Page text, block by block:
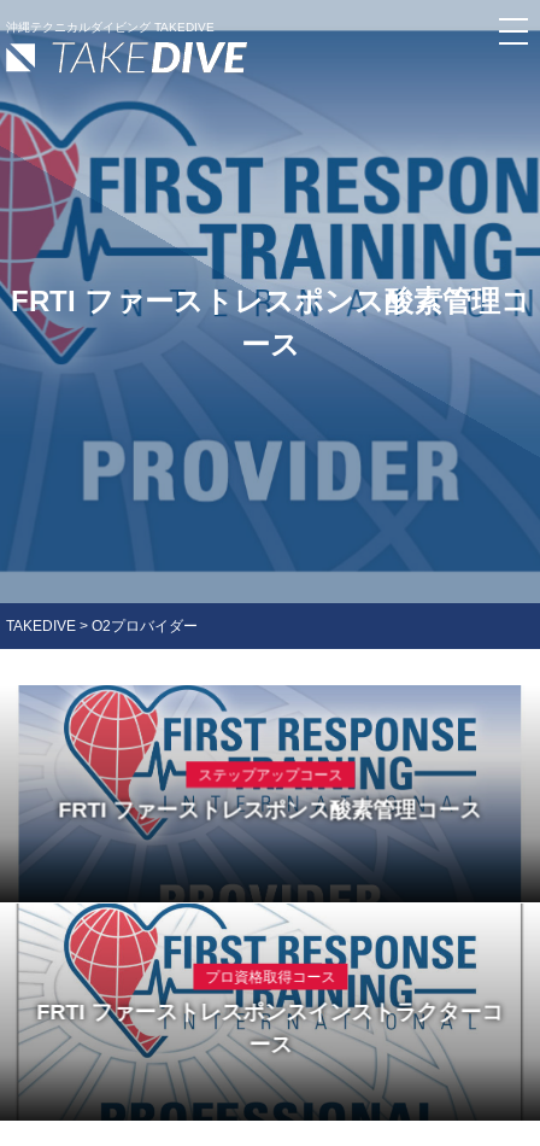
沖縄テクニカルダイビング TAKEDIVE
FRTI ファーストレスポンス酸素管理コ
ース
TAKEDIVE > O2プロバイダー
ステップアップコース
FRTI ファーストレスポンス酸素管理コース
プロ資格取得コース
FRTI ファーストレスポンスインストラクターコ
ース